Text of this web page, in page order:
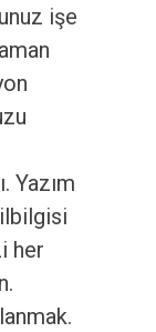
işe
Yazım
her